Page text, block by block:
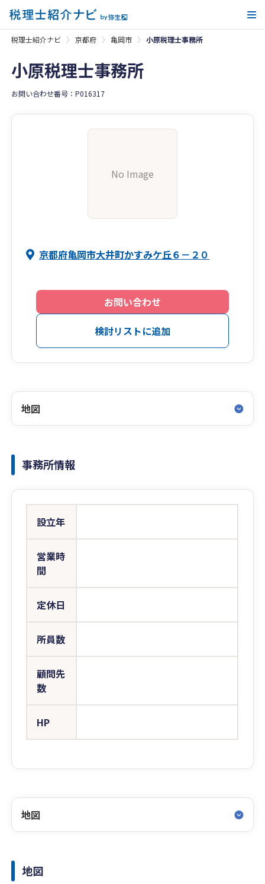
税理士紹介ナビ 京都府 亀岡市 小原税理士事務所
小原税理士事務所
お問い合わせ番号：P016317
No Image
京都府亀岡市大井町かすみケ丘６－２０
お問い合わせ
検討リストに追加
地図
事務所情報
設立年
営業時
間
定休日
所員数
顧問先
数
HP
地図
地図